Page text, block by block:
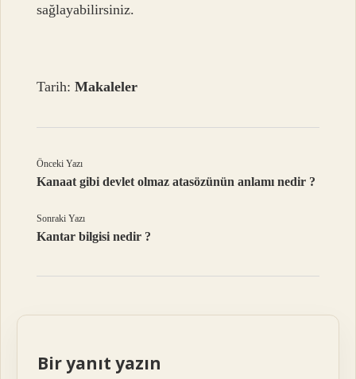
sağlayabilirsiniz.
Tarih:Makaleler
Önceki Yazı
Kanaat gibi devlet olmaz atasözünün anlamı nedir ?
Sonraki Yazı
Kantar bilgisi nedir ?
Bir yanıt yazın